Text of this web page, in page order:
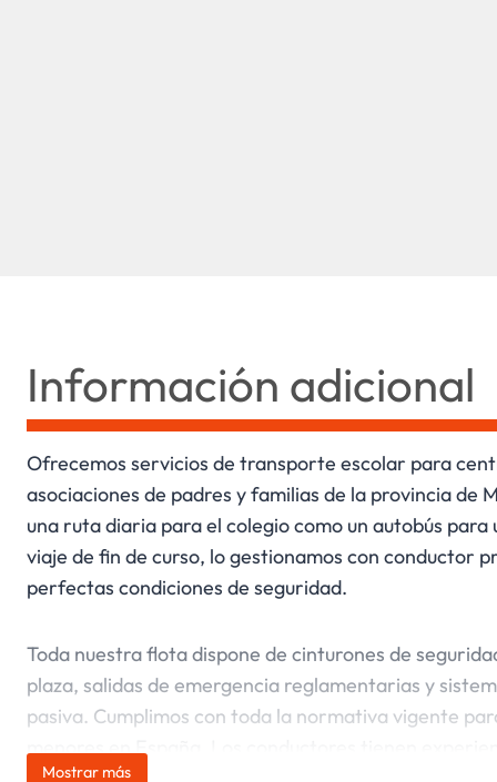
Información adicional
Ofrecemos servicios de transporte escolar para
asociaciones de padres y familias de la provincia de
una ruta diaria para el colegio como un autobús para
viaje de fin de curso, lo gestionamos con conductor
perfectas condiciones de seguridad.
Toda nuestra flota dispone de cinturones de
plaza, salidas de emergencia reglamentarias y
pasiva. Cumplimos con toda la normativa vigente
menores en España. Los conductores tienen
Mostrar más